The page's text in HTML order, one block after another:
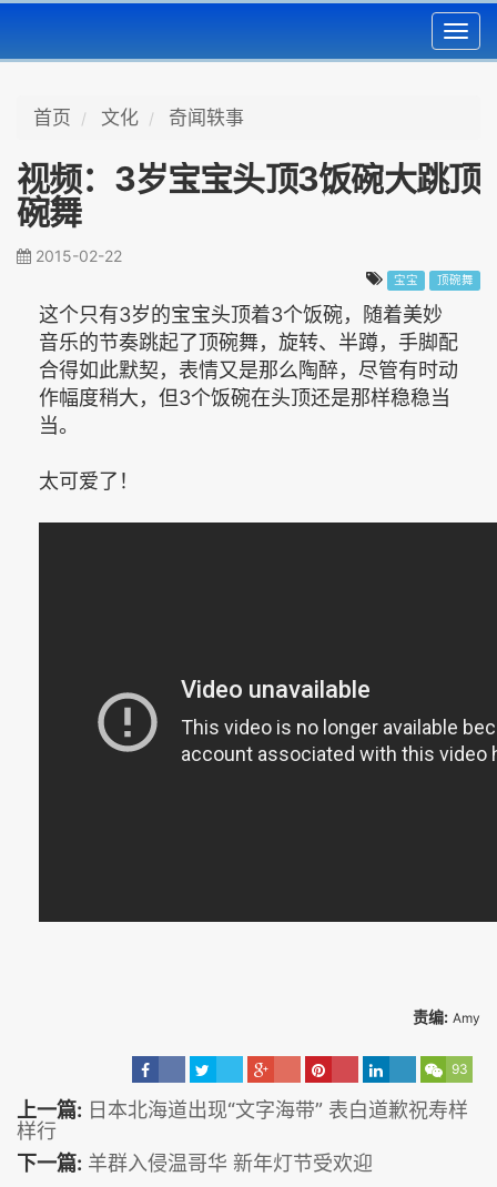
首页 文化 奇闻轶事
视频：3岁宝宝头顶3饭碗大跳顶
碗舞
2015-02-22
宝宝 顶碗舞
这个只有3岁的宝宝头顶着3个饭碗，随着美妙
音乐的节奏跳起了顶碗舞，旋转、半蹲，手脚配
合得如此默契，表情又是那么陶醉，尽管有时动
作幅度稍大，但3个饭碗在头顶还是那样稳稳当
当。
太可爱了！
责编: Amy
93
上一篇: 日本北海道出现“文字海带” 表白道歉祝寿样
样行
下一篇: 羊群入侵温哥华 新年灯节受欢迎